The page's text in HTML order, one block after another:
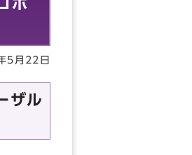
5月22日
ザル